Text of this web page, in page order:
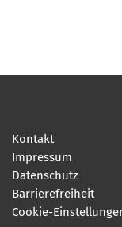
Kontakt
Impressum
Datenschutz
Barrierefreiheit
Cookie-